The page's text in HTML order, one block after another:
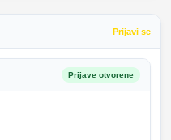
Prijavi se
Prijave otvorene